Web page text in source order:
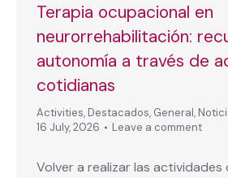
Terapia ocupacional en
neurorrehabilitación:
autonomía a través de
cotidianas
Activities, Destacados, General,
16 July, 2026
Leave a comment
Volver a realizar las actividades